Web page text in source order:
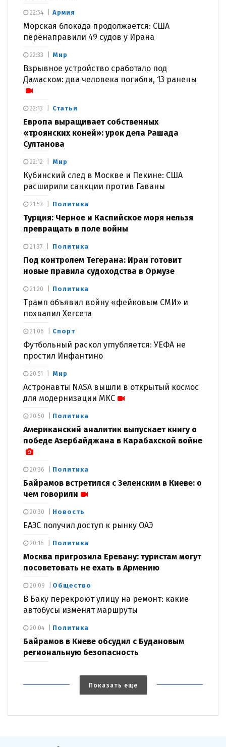
Армия
Морская блокада продолжается: США
перенаправили 49 судов у Ирана
22:54
Мир
Взрывное устройство сработало под
Дамаском: два человека погибли, 13 ранены
22:33
Статьи
Европа выращивает собственных
«троянских коней»: урок дела Рашада
Султанова
22:13
Мир
Кубинский след в Москве и Пекине: США
расширили санкции против Гаваны
22:12
Политика
Турция: Черное и Каспийское моря нельзя
превращать в поле войны
21:53
Политика
Под контролем Тегерана: Иран готовит
новые правила судоходства в Ормузе
21:37
Политика
Трамп объявил войну «фейковым СМИ» и
похвалил Хегсета
21:20
Спорт
Футбольный раскол углубляется: УЕФА не
простил Инфантино
21:06
Мир
Астронавты NASA вышли в открытый космос
для модернизации МКС
20:51
Политика
Американский аналитик выпускает книгу о
победе Азербайджана в Карабахской войне
20:50
Политика
Байрамов встретился с Зеленским в Киеве: о
чем говорили
20:36
Новость
ЕАЭС получил доступ к рынку ОАЭ
20:30
Политика
Москва пригрозила Еревану: туристам могут
посоветовать не ехать в Армению
20:16
Общество
В Баку перекроют улицу на ремонт: какие
автобусы изменят маршруты
20:09
Политика
Байрамов в Киеве обсудил с Будановым
региональную безопасность
20:04
Показать еще